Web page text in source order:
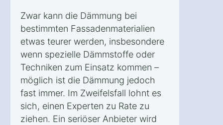
Zwar kann die Dämmung bei
bestimmten Fassadenmaterialien
etwas teurer werden, insbesondere
wenn spezielle Dämmstoffe oder
Techniken zum Einsatz kommen –
möglich ist die Dämmung jedoch
fast immer. Im Zweifelsfall lohnt es
sich, einen Experten zu Rate zu
ziehen. Ein seriöser Anbieter wird